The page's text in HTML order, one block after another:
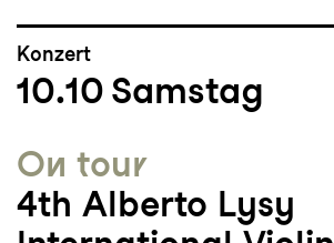
Konzert
10.10 Samstag
On tour
4th Alberto Lysy